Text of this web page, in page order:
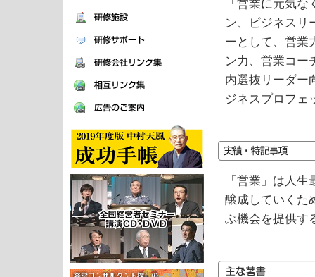
「営業に元気
ン、ビジネスリ
ーとして、営業
ン力、営業コー
内選抜リーダー
ジネスプロフェ
「営業」は人
醸成していくた
ぶ機会を提供す